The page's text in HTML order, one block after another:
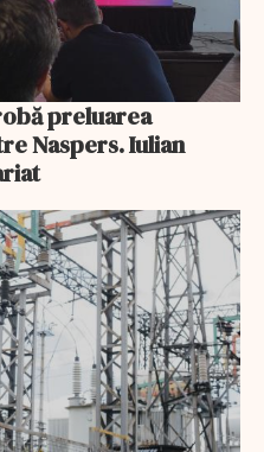
preluarea
Naspers. Iulian